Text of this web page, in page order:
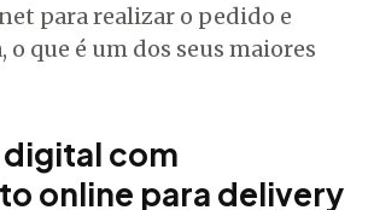
para realizar o pedido e
o que é um dos seus maiores
com
online para delivery